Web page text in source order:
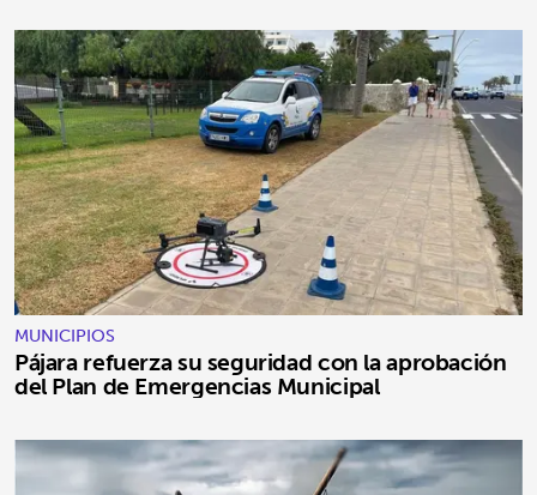
MUNICIPIOS
Pájara refuerza su seguridad con la aprobación
del Plan de Emergencias Municipal